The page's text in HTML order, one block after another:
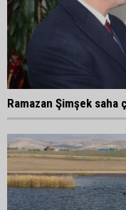
Ramazan Şimşek saha